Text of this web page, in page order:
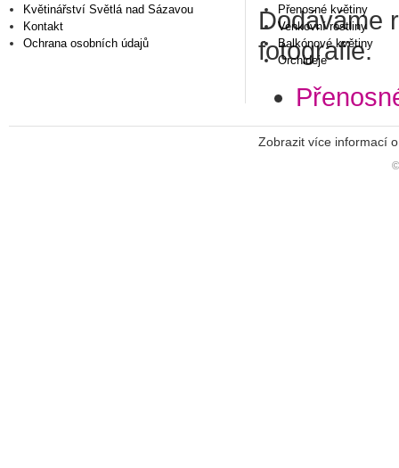
Dodáváme
fotografie.
Zobrazit více informací
Květinářství Světlá nad Sázavou
Kontakt
Ochrana osobních údajů
Přenosné květiny
Venkovní rostliny
Balkónové květiny
Orchideje